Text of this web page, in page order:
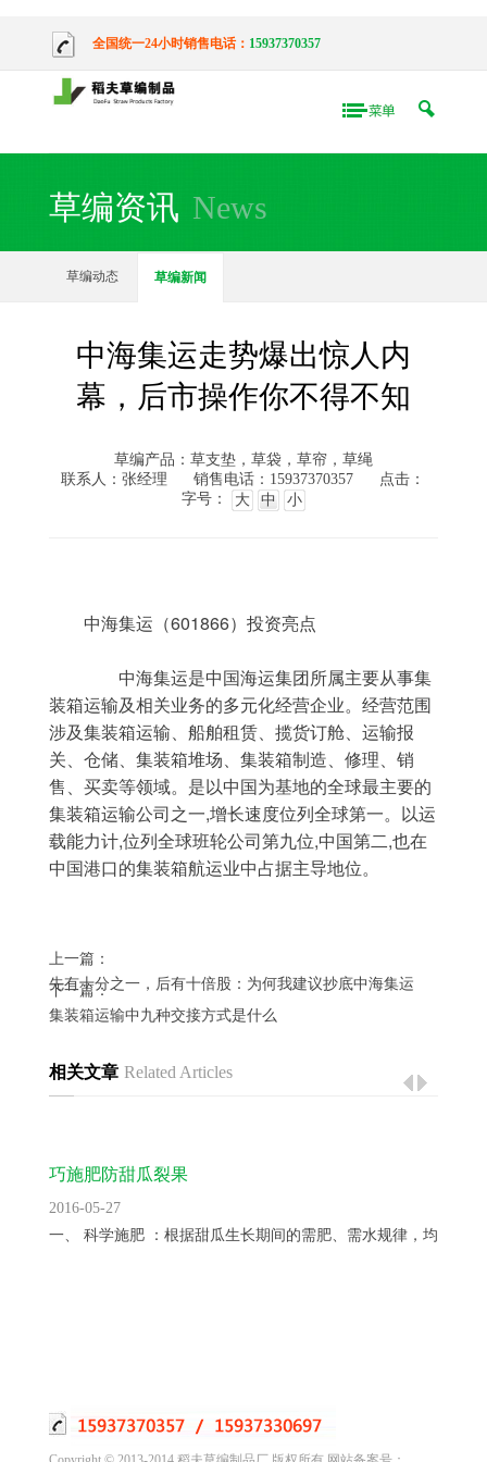
全国统一24小时销售电话： 15937370357
草编资讯 News
草编动态 草编新闻
中海集运走势爆出惊人内
幕，后市操作你不得不知
草编产品：草支垫，草袋，草帘，草绳
联系人：张经理
销售电话：15937370357
点击：
字号：
大 中 小
	中海集运（601866）投资亮点
装箱运输及相关业务的多元化经营企业。经营范围
涉及集装箱运输、船舶租赁、揽货订舱、运输报
关、仓储、集装箱堆场、集装箱制造、修理、销
售、买卖等领域。是以中国为基地的全球最主要的
集装箱运输公司之一,增长速度位列全球第一。以运
载能力计,位列全球班轮公司第九位,中国第二,也在
中国港口的集装箱航运业中占据主导地位。
上一篇：
先有十分之一，后有十倍股：为何我建议抄底中海集运
下一篇：
集装箱运输中九种交接方式是什么
相关文章 Related Articles
巧施肥防甜瓜裂果
2016-05-27
一、 科学施肥 ：根据甜瓜生长期间的需肥、需水规律，均衡供...